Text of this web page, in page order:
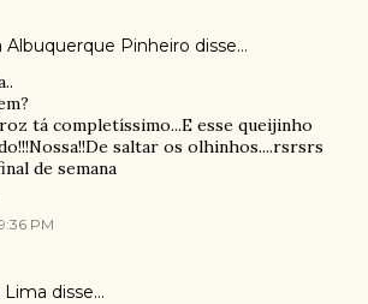
Albuquerque Pinheiro disse…
tá completíssimo...E esse queijinho
saltar os olhinhos....rsrsrs
de semana
PM
Lima disse…